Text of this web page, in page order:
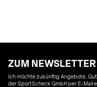
ZUM
Ich möchte zukünftig Angebote,
der SportScheck GmbH per E-Mail